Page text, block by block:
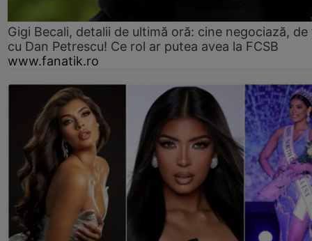
Gigi Becali, detalii de ultimă oră: cine negociază,
cu Dan Petrescu! Ce rol ar putea avea la FCSB
www.fanatik.ro